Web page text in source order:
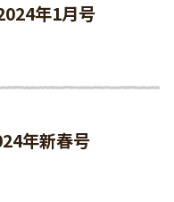
年1月号
年新春号